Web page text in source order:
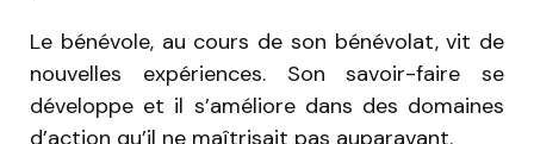
Le bénévole, au cours de son bénévolat, vit de
nouvelles expériences. Son savoir-faire se
développe et il s’améliore dans des domaines
d’action qu’il ne maîtrisait pas auparavant.